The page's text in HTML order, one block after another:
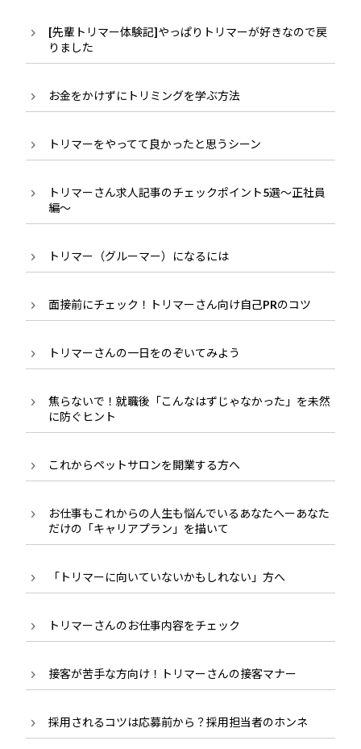
[先輩トリマー体験記]やっぱりトリマーが好きなので戻
りました
お金をかけずにトリミングを学ぶ方法
トリマーをやってて良かったと思うシーン
トリマーさん求人記事のチェックポイント5選～正社員
編～
トリマー（グルーマー）になるには
面接前にチェック！トリマーさん向け自己PRのコツ
トリマーさんの一日をのぞいてみよう
焦らないで！就職後「こんなはずじゃなかった」を未然
に防ぐヒント
これからペットサロンを開業する方へ
お仕事もこれからの人生も悩んでいるあなたへーあなた
だけの「キャリアプラン」を描いて
「トリマーに向いていないかもしれない」方へ
トリマーさんのお仕事内容をチェック
接客が苦手な方向け！トリマーさんの接客マナー
採用されるコツは応募前から？採用担当者のホンネ